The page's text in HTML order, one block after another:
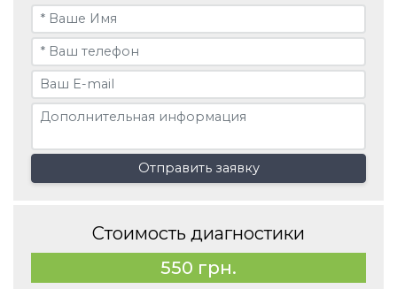
Отправить заявку
Стоимость диагностики
550 грн.